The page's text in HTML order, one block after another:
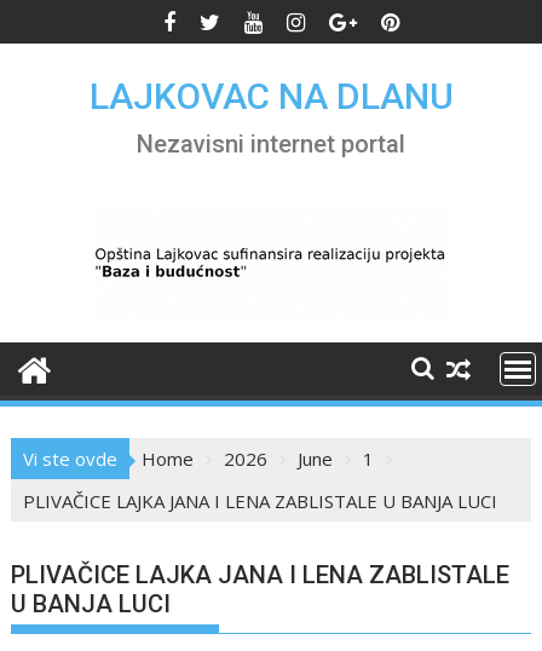
to
LAJKOVAC NA DLANU
Nezavisni internet portal
Vi ste ovde Home 2026 June
1
PLIVAČICE LAJKA JANA I LENA ZABLISTALE U BANJA LUCI
PLIVAČICE LAJKA JANA I LENA ZABLISTALE
U BANJA LUCI